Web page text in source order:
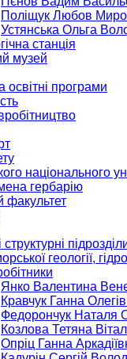
Поліщук Любов
Устянська Ольга
станція
музей
освітні програми
національного
гербарію
факультет
геології,
Янко Валентина
Кравчук Ганна
Федорончук Наталя
Козлова Тетяна
Опріц Ганна